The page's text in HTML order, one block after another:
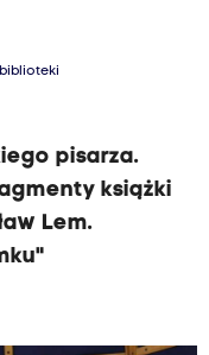
pisarza.
książki
Lem.